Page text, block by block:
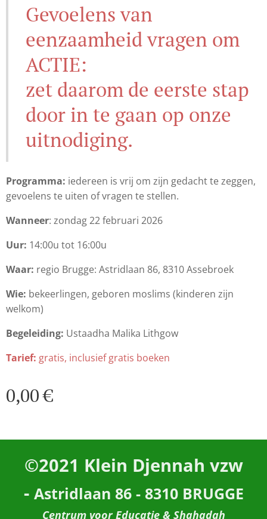
Gevoelens van
eenzaamheid vragen om
ACTIE:
zet daarom de eerste stap
door in te gaan op onze
uitnodiging.
Programma: iedereen is vrij om zijn gedacht te zeggen,
gevoelens te uiten of vragen te stellen.
Wanneer: zondag 22 februari 2026
Uur: 14:00u tot 16:00u
Waar: regio Brugge: Astridlaan 86, 8310 Assebroek
Wie: bekeerlingen, geboren moslims (kinderen zijn
welkom)
Begeleiding: Ustaadha Malika Lithgow
Tarief: gratis, inclusief gratis boeken
0,00€
©2021 Klein Djennah vzw
- Astridlaan 86 - 8310 BRUGGE
Centrum voor Educatie & Shahadah